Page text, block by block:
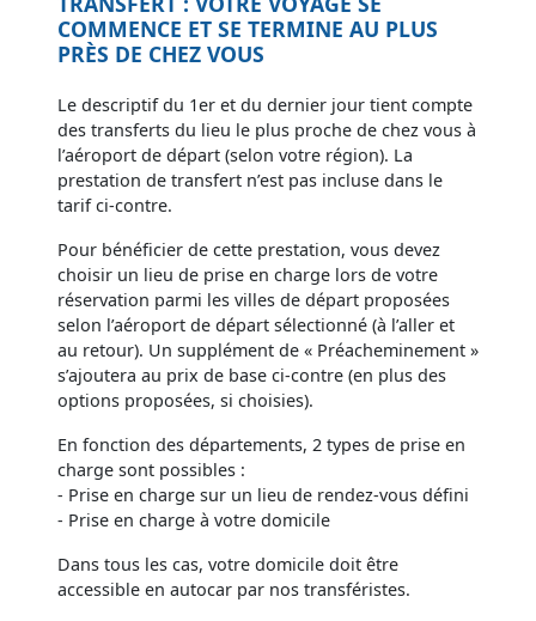
COMMENCE ET SE TERMINE AU PLUS
PRÈS DE CHEZ VOUS
Le descriptif du 1er et du dernier jour tient compte
des transferts du lieu le plus proche de chez vous à
l’aéroport de départ (selon votre région). La
prestation de transfert n’est pas incluse dans le
tarif ci-contre.
Pour bénéficier de cette prestation, vous devez
choisir un lieu de prise en charge lors de votre
réservation parmi les villes de départ proposées
selon l’aéroport de départ sélectionné (à l’aller et
au retour). Un supplément de « Préacheminement »
s’ajoutera au prix de base ci-contre (en plus des
options proposées, si choisies).
En fonction des départements, 2 types de prise en
charge sont possibles :
- Prise en charge sur un lieu de rendez-vous défini
- Prise en charge à votre domicile
Dans tous les cas, votre domicile doit être
accessible en autocar par nos transféristes.